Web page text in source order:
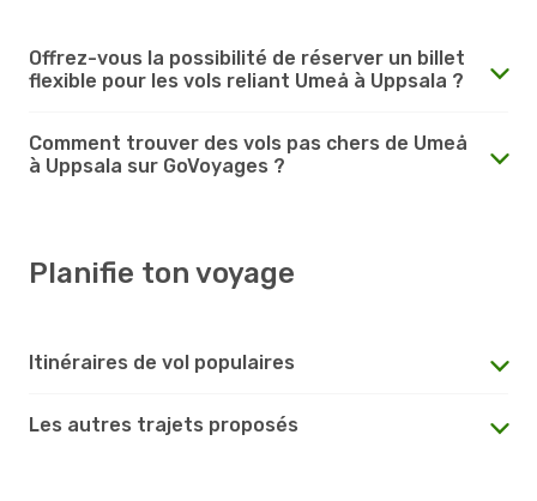
Offrez-vous la possibilité de réserver un billet
flexible pour les vols reliant Umeå à Uppsala ?
Comment trouver des vols pas chers de Umeå
à Uppsala sur GoVoyages ?
Planifie ton voyage
Itinéraires de vol populaires
Les autres trajets proposés